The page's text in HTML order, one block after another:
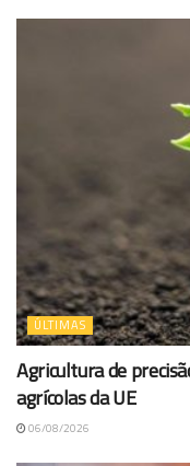
ÚLTIMAS
Agricultura de
agrícolas da UE
06/08/2026